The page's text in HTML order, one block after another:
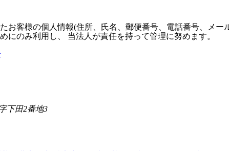
お客様の個人情報(住所、氏名、郵便番号、電話番号、メ
にのみ利用し、 当法人が責任を持って管理に努めます。
下田2番地3